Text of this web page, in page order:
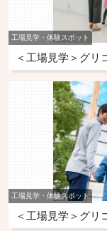
工場見学・体験スポット
＜工場見学＞グリ
工場見学・体験スポット
＜工場見学＞グリ